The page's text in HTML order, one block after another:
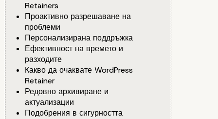
Retainers
Проактивно разрешаване на
проблеми
Персонализирана поддръжка
Ефективност на времето и
разходите
Какво да очаквате WordPress
Retainer
Редовно архивиране и
актуализации
Подобрения в сигурността